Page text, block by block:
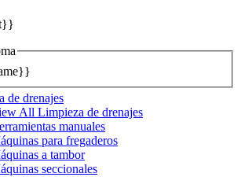
de drenajes
All Limpieza de drenajes
manuales
para fregaderos
a tambor
seccionales